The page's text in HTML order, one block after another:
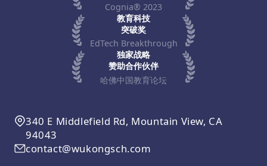
Cognia® 2023
教育科技
突破奖
EdTech Breakthrough
独家战略
赞助合作伙伴
哈佛中国教育论坛
340 E Middlefield Rd, Mountain View, CA
94043
contact@wukongsch.com